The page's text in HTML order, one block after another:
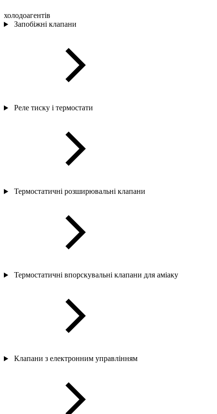
холодоагентів
Запобіжні клапани
Реле тиску і термостати
Термостатичні розширювальні клапани
Термостатичні впорскувальні клапани для аміаку
Клапани з електронним управлінням